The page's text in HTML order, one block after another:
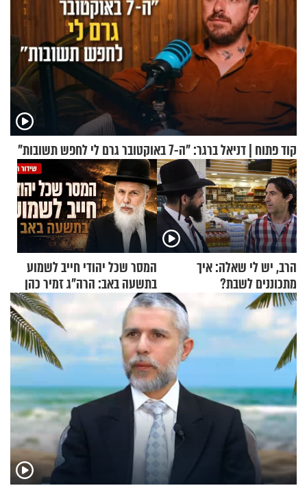
קוד פתוח | דניאל ברגר: "ה-7 באוקטובר גרם לי לחפש תשובות"
הרב, יש לי שאלה: איך
מתכוננים לשבת?
המסר שכל יהודי חייב לשמוע
בתשעה באב: הרה"ג זמיר כהן
בשיעור מיוחד